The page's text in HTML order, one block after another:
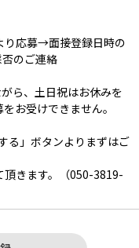
り応募→面接登録日時の
のご連絡
ら、土日祝はお休みを
お受けできません。
る」ボタンよりまずはご
頂きます。（050-3819-